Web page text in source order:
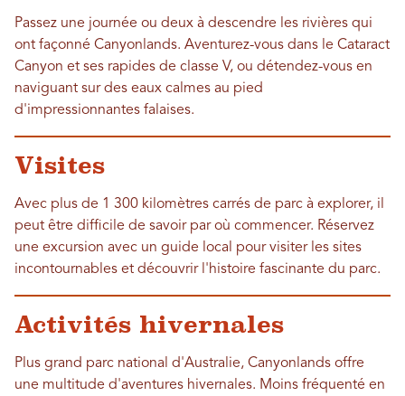
Passez une journée ou deux à descendre les rivières qui
ont façonné Canyonlands. Aventurez-vous dans le Cataract
Canyon et ses rapides de classe V, ou détendez-vous en
naviguant sur des eaux calmes au pied
d'impressionnantes falaises.
Visites
Avec plus de 1 300 kilomètres carrés de parc à explorer, il
peut être difficile de savoir par où commencer. Réservez
une excursion avec un guide local pour visiter les sites
incontournables et découvrir l'histoire fascinante du parc.
Activités hivernales
Plus grand parc national d'Australie, Canyonlands offre
une multitude d'aventures hivernales. Moins fréquenté en